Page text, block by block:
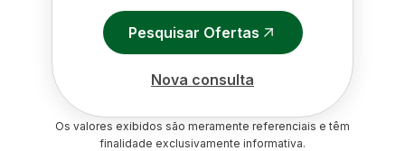
Pesquisar Ofertas
Nova consulta
Os valores exibidos são meramente referenciais e têm
finalidade exclusivamente informativa.